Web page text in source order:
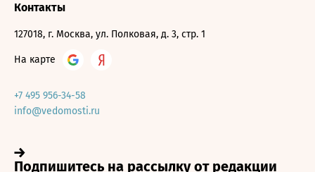
Контакты
127018, г. Москва, ул. Полковая, д. 3, стр. 1
На карте
+7 495 956-34-58
info@vedomosti.ru